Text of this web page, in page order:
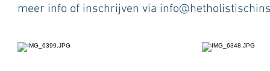
meer info of inschrijven via